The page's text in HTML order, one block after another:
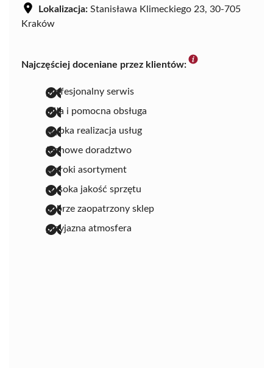
Lokalizacja: Stanisława Klimeckiego 23, 30-705
Kraków
Najczęściej doceniane przez klientów:
profesjonalny serwis
miła i pomocna obsługa
szybka realizacja usług
fachowe doradztwo
szeroki asortyment
wysoka jakość sprzętu
dobrze zaopatrzony sklep
przyjazna atmosfera